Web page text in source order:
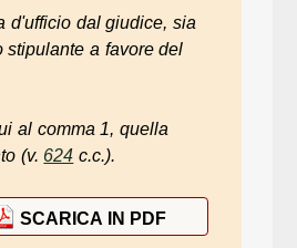
d'ufficio dal giudice, sia
stipulante a favore del
al comma 1, quella
(v. 624 c.c.).
SCARICA IN PDF